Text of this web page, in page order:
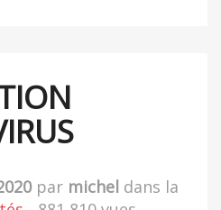
par michel dans la